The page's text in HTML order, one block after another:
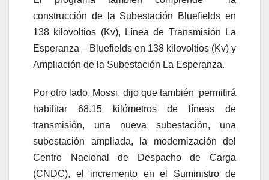
construcción de la Subestación Bluefields en
138 kilovoltios (Kv), Línea de Transmisión La
Esperanza – Bluefields en 138 kilovoltios (Kv) y
Ampliación de la Subestación La Esperanza.
Por otro lado, Mossi, dijo que también permitirá
habilitar 68.15 kilómetros de líneas de
transmisión, una nueva subestación, una
subestación ampliada, la modernización del
Centro Nacional de Despacho de Carga
(CNDC), el incremento en el Suministro de